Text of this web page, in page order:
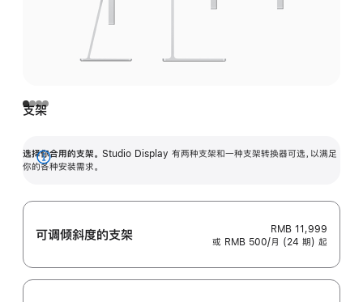
支架
选择你合用的支架。 Studio Display 有两种支架和一种支架转换器可选，以满足
你的各种安装需求。
展
可调倾斜度的支架
RMB 11,999
或 RMB 500/月 (24 期) 起